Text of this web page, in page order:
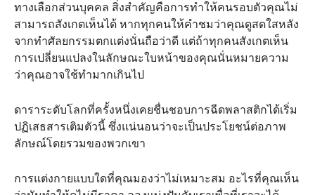
ทางเลือกส่วนบุคคล​ สิ่งสำคัญคือการทำให้คนรอบตัวคุณไม่
สามารถสังเกตเห็นได้ หากทุกคนให้คำชมว่าคุณดูสดใสหลัง
จากทำศัลยกรรมตกแต่งนั่นถือว่าดี แต่ถ้าทุกคนสังเกตเห็น
การเปลี่ยนแปลงในลักษณะ​ใบหน้าของคุณนั่นหมายความ
ว่าคุณอาจใช้ทำมากเกินไป
ดาราระดับโลกที่ครั้งหนึ่งเคยชื่นชอบการฉีดพลาสติกได้เริ่ม
ปฏิเสธสารเติมตัวนี้ ซึ่งแน่นอนว่าจะเป็นประโยชน์ต่อภาพ
ลักษณ์โดยรวมของพวกเขา
การแต่งกายแบบใดที่คุณมองว่าไม่เหมาะสม อะไรที่คุณเห็น